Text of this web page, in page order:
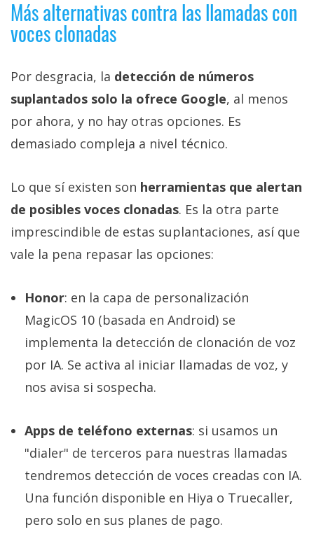
Más alternativas contra las llamadas con
voces clonadas
Por desgracia, la detección de números
suplantados solo la ofrece Google, al menos
por ahora, y no hay otras opciones. Es
demasiado compleja a nivel técnico.
Lo que sí existen son herramientas que alertan
de posibles voces clonadas. Es la otra parte
imprescindible de estas suplantaciones, así que
vale la pena repasar las opciones:
Honor: en la capa de personalización
MagicOS 10 (basada en Android) se
implementa la detección de clonación de voz
por IA. Se activa al iniciar llamadas de voz, y
nos avisa si sospecha.
Apps de teléfono externas: si usamos un
"dialer" de terceros para nuestras llamadas
tendremos detección de voces creadas con IA.
Una función disponible en Hiya o Truecaller,
pero solo en sus planes de pago.